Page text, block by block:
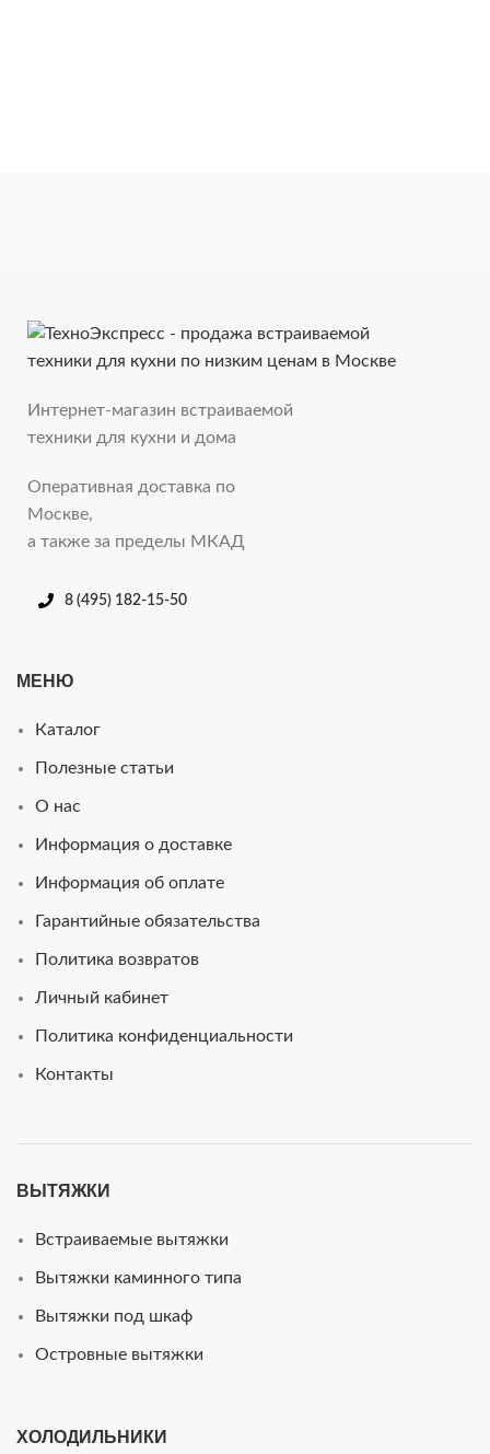
Интернет-магазин встраиваемой
техники для кухни и дома
Оперативная доставка по
Москве,
а также за пределы МКАД
8 (495) 182-15-50
МЕНЮ
Каталог
Полезные статьи
О нас
Информация о доставке
Информация об оплате
Гарантийные обязательства
Политика возвратов
Личный кабинет
Политика конфиденциальности
Контакты
ВЫТЯЖКИ
Встраиваемые вытяжки
Вытяжки каминного типа
Вытяжки под шкаф
Островные вытяжки
ХОЛОДИЛЬНИКИ